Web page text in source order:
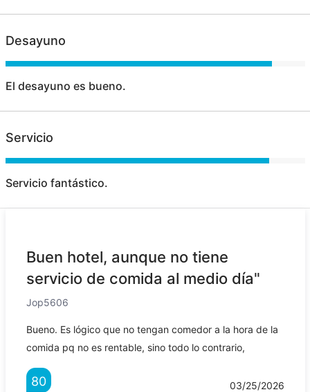
Desayuno
El desayuno es bueno.
Servicio
Servicio fantástico.
Buen hotel, aunque no tiene
servicio de comida al medio día"
Jop5606
Bueno. Es lógico que no tengan comedor a la hora de la
comida pq no es rentable, sino todo lo contrario,
80 03/25/2026